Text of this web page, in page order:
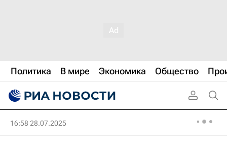
Политика В мире Экономика Общество
16:58 28.07.2025